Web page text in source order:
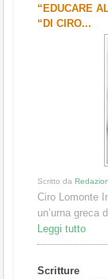
“EDUCARE
“DI CIRO...
Scritto da
Ciro Lomonte
un’urna greca
Leggi tutto
Scritture